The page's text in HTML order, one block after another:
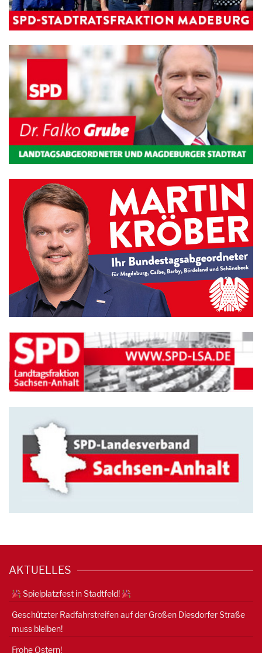
AKTUELLES
Spielplatzfest in Stadtfeld!
Geschützter Radfahrstreifen auf der Großen Diesdorfer Straße
muss bleiben!
Frohe Ostern!